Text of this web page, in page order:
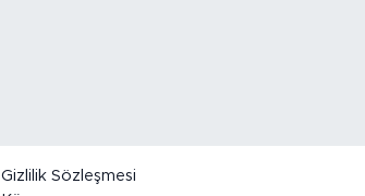
Gizlilik Sözleşmesi